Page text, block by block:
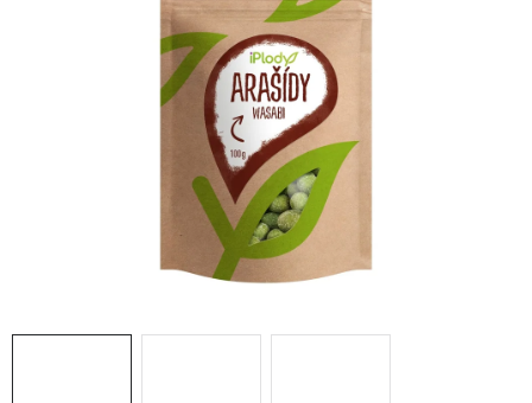
DOPRAVA A PLATBA